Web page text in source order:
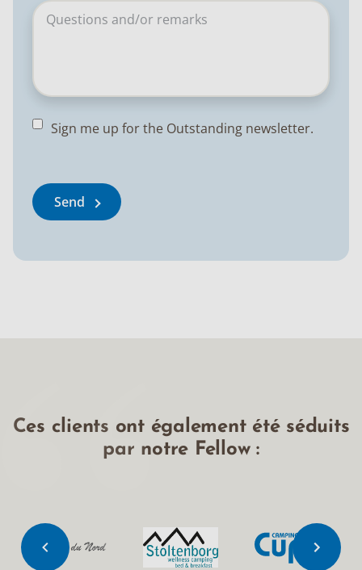
Sign me up for the Outstanding newsletter.
Send
Ces clients ont également été séduits
par notre Fellow :